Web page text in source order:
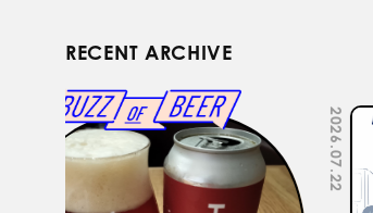
RECENT ARCHIVE
2026.07.22